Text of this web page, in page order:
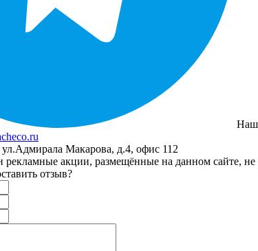
Наш
Макарова, д.4, офис 112
акции, размещённые на данном сайте,
отзыв?